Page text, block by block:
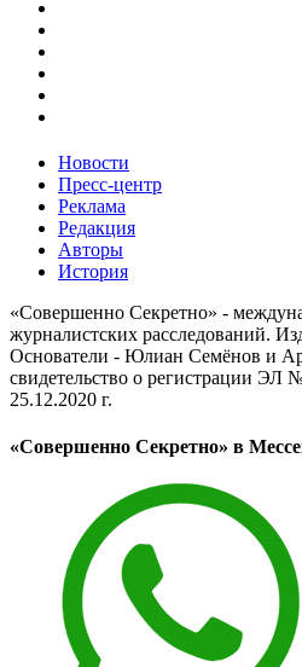
Новости
Пресс-центр
Реклама
Редакция
Авторы
История
«Совершенно Секретно» -
журналистских расследований.
Основатели - Юлиан Семёнов и
свидетельство о регистрации ЭЛ
25.12.2020 г.
«Совершенно Секретно» в